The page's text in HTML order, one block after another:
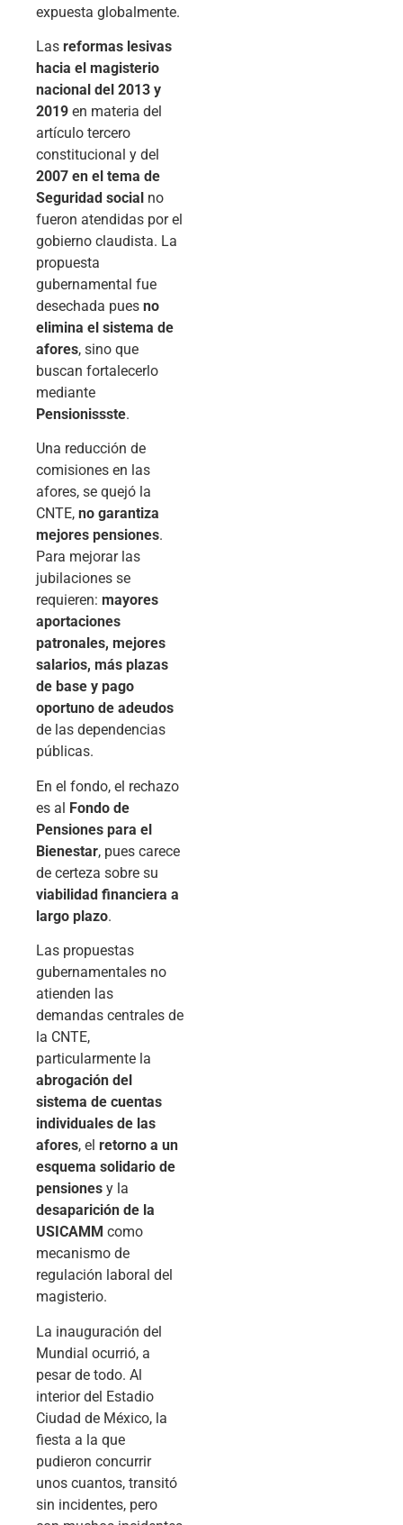
expuesta globalmente.
Las reformas lesivas
hacia el magisterio
nacional del 2013 y
2019 en materia del
artículo tercero
constitucional y del
2007 en el tema de
Seguridad social no
fueron atendidas por el
gobierno claudista. La
propuesta
gubernamental fue
desechada pues no
elimina el sistema de
afores, sino que
buscan fortalecerlo
mediante
Pensionissste.
Una reducción de
comisiones en las
afores, se quejó la
CNTE, no garantiza
mejores pensiones.
Para mejorar las
jubilaciones se
requieren: mayores
aportaciones
patronales, mejores
salarios, más plazas
de base y pago
oportuno de adeudos
de las dependencias
públicas.
En el fondo, el rechazo
es al Fondo de
Pensiones para el
Bienestar, pues carece
de certeza sobre su
viabilidad financiera a
largo plazo.
Las propuestas
gubernamentales no
atienden las
demandas centrales de
la CNTE,
particularmente la
abrogación del
sistema de cuentas
individuales de las
afores, el retorno a un
esquema solidario de
pensiones y la
desaparición de la
USICAMM como
mecanismo de
regulación laboral del
magisterio.
La inauguración del
Mundial ocurrió, a
pesar de todo. Al
interior del Estadio
Ciudad de México, la
fiesta a la que
pudieron concurrir
unos cuantos, transitó
sin incidentes, pero